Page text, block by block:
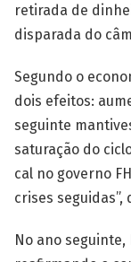
retirada de
disparada do
Segundo o
dois efeitos:
seguinte
saturação do
cal no governo
crises seguidas”,
No ano seguinte,